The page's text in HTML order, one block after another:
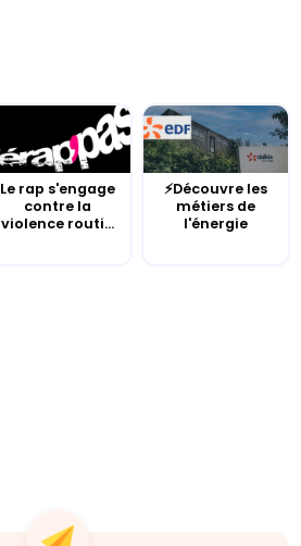
Le rap s'engage
contre la
violence routi...
⚡Découvre les
métiers de
l'énergie